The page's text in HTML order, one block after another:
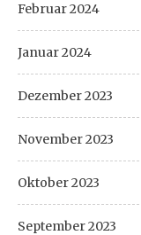
Februar 2024
Januar 2024
Dezember 2023
November 2023
Oktober 2023
September 2023